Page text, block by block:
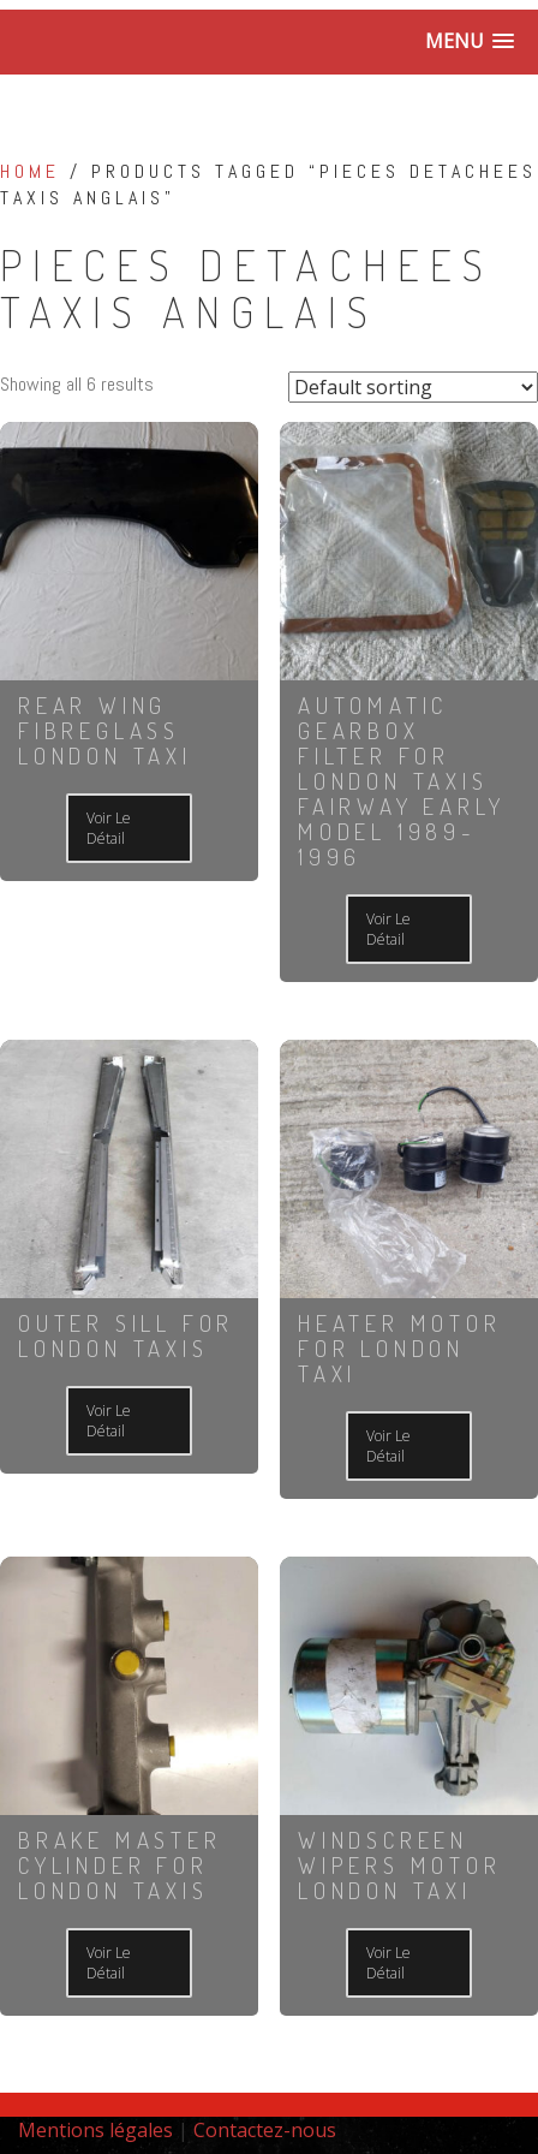
MENU
HOME / PRODUCTS TAGGED “PIECES DETACHEES
TAXIS ANGLAIS”
PIECES DETACHEES
TAXIS ANGLAIS
Showing all 6 results
REAR WING
FIBREGLASS
LONDON TAXI
Voir Le
Détail
AUTOMATIC
GEARBOX
FILTER FOR
LONDON TAXIS
FAIRWAY EARLY
MODEL 1989-
1996
Voir Le
Détail
OUTER SILL FOR
LONDON TAXIS
Voir Le
Détail
HEATER MOTOR
FOR LONDON
TAXI
Voir Le
Détail
BRAKE MASTER
CYLINDER FOR
LONDON TAXIS
Voir Le
Détail
WINDSCREEN
WIPERS MOTOR
LONDON TAXI
Voir Le
Détail
Mentions légales | Contactez-nous